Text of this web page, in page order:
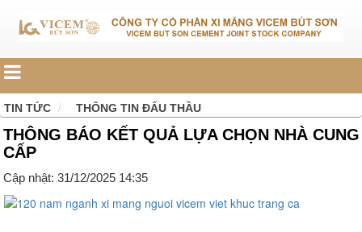
TIN TỨC THÔNG TIN ĐẤU THẦU
THÔNG BÁO KẾT QUẢ LỰA CHỌN NHÀ CUNG
CẤP
Cập nhật: 31/12/2025 14:35